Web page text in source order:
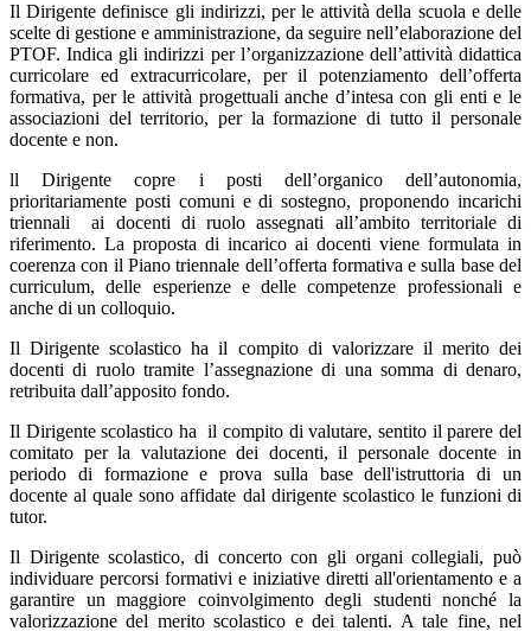
Il Dirigente definisce gli indirizzi, per le attività della scuola e delle
scelte di gestione e amministrazione, da seguire nell’elaborazione del
PTOF. Indica gli indirizzi per l’organizzazione dell’attività didattica
curricolare ed extracurricolare, per il potenziamento dell’offerta
formativa, per le attività progettuali anche d’intesa con gli enti e le
associazioni del territorio, per la formazione di tutto il personale
docente e non.
ll Dirigente copre i posti dell’organico dell’autonomia,
prioritariamente posti comuni e di sostegno, proponendo incarichi
triennali ai docenti di ruolo assegnati all’ambito territoriale di
riferimento. La proposta di incarico ai docenti viene formulata in
coerenza con il Piano triennale dell’offerta formativa e sulla base del
curriculum, delle esperienze e delle competenze professionali e
anche di un colloquio.
Il Dirigente scolastico ha il compito di valorizzare il merito dei
docenti di ruolo tramite l’assegnazione di una somma di denaro,
retribuita dall’apposito fondo.
Il Dirigente scolastico ha il compito di valutare, sentito il parere del
comitato per la valutazione dei docenti, il personale docente in
periodo di formazione e prova sulla base dell'istruttoria di un
docente al quale sono affidate dal dirigente scolastico le funzioni di
tutor.
Il Dirigente scolastico, di concerto con gli organi collegiali, può
individuare percorsi formativi e iniziative diretti all'orientamento e a
garantire un maggiore coinvolgimento degli studenti nonché la
valorizzazione del merito scolastico e dei talenti. A tale fine, nel